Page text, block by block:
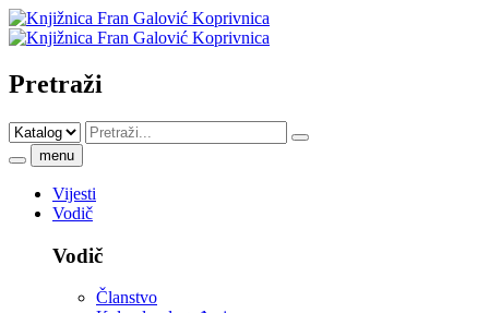
Pretraži
menu
Vijesti
Vodič
Vodič
Članstvo